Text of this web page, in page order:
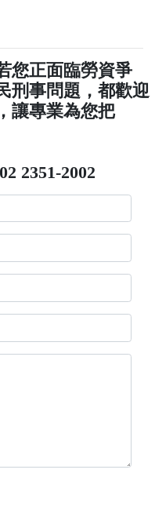
您正面臨勞資爭
刑事問題，都歡迎
讓專業為您把
2351-2002